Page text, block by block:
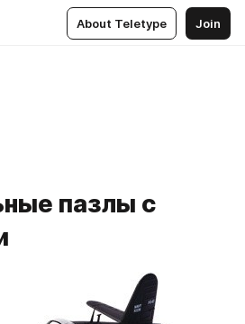
About Teletype Join
пазлы с